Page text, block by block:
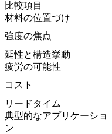
比較項目
材料の位置づけ
強度の焦点
延性と構造挙動
疲労の可能性
コスト
リードタイム
典型的なアプリケーショ
ン